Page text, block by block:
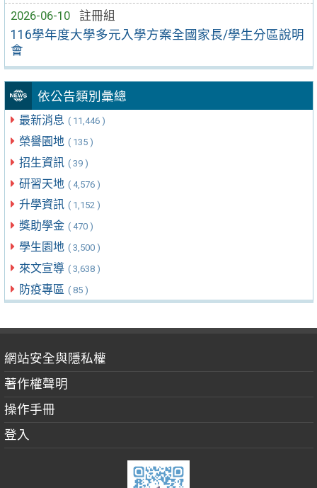
2026-06-10
註冊組
116學年度大學多元入學方案全國家長/學生分區說明
會
依公告類別彙總
最新消息 ( 11,446 )
榮譽園地 ( 135 )
招生資訊 ( 39 )
研習天地 ( 4,576 )
升學資訊 ( 1,152 )
獎助學金 ( 470 )
學生園地 ( 3,500 )
來文宣導 ( 3,638 )
防疫專區 ( 85 )
網站安全與隱私權
著作權聲明
操作手冊
登入